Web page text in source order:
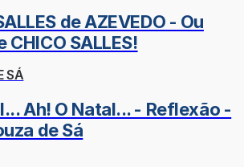
de AZEVEDO - Ou
SALLES!
SÁ
Ah! O Natal... - Reflexão -
de Sá